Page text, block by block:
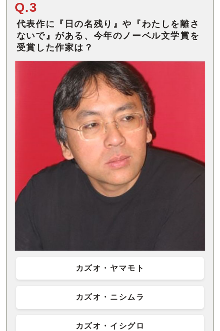
Q.3
代表作に『日の名残り』や『わたしを離さ
ないで』がある、今年のノーベル文学賞を
受賞した作家は？
カズオ・ヤマモト
カズオ・ニシムラ
カズオ・イシグロ